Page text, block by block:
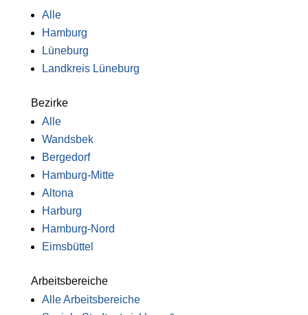
Alle
Hamburg
Lüneburg
Landkreis Lüneburg
Bezirke
Alle
Wandsbek
Bergedorf
Hamburg-Mitte
Altona
Harburg
Hamburg-Nord
Eimsbüttel
Arbeitsbereiche
Alle Arbeitsbereiche